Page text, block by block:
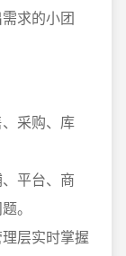
求的小团
采购、库
平台、商
。
层实时掌握